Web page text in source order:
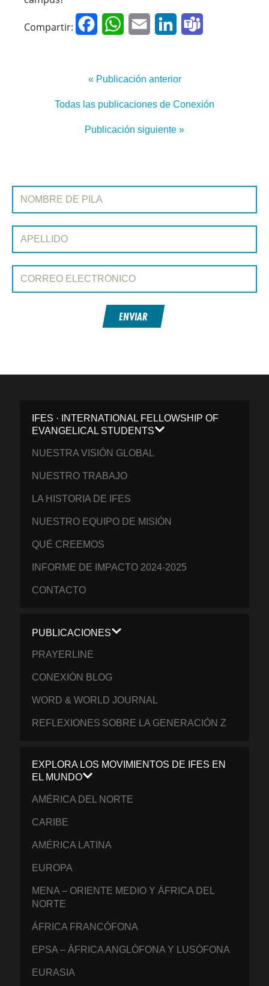
Compartir: FacebookWhatsApp
Email LinkedIn
« Publicación anterior
Todas las publicaciones de Conexión
Publicación siguiente »
REGÍSTRATE EN CONEXIÓN
Nombre de pila:
Apellido:
Correo electrónico:
ENVIAR
IFES · INTERNATIONAL FELLOWSHIP OF
EVANGELICAL STUDENTS
NUESTRA VISIÓN GLOBAL
NUESTRO TRABAJO
LA HISTORIA DE IFES
NUESTRO EQUIPO DE MISIÓN
QUÉ CREEMOS
INFORME DE IMPACTO 2024-2025
CONTACTO
PUBLICACIONES
PRAYERLINE
CONEXIÓN BLOG
WORD & WORLD JOURNAL
REFLEXIONES SOBRE LA GENERACIÓN Z
EXPLORA LOS MOVIMIENTOS DE IFES EN
EL MUNDO
AMÉRICA DEL NORTE
CARIBE
AMÉRICA LATINA
EUROPA
MENA – ORIENTE MEDIO Y ÁFRICA DEL
NORTE
ÁFRICA FRANCÓFONA
EPSA – ÁFRICA ANGLÓFONA Y LUSÓFONA
EURASIA